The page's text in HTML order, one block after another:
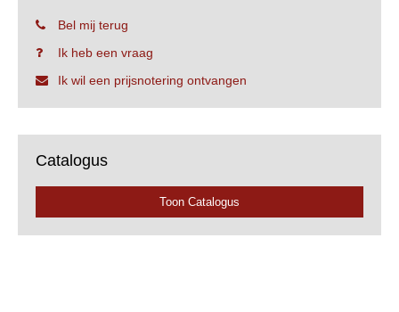
Bel mij terug
Ik heb een vraag
Ik wil een prijsnotering ontvangen
Catalogus
Toon Catalogus